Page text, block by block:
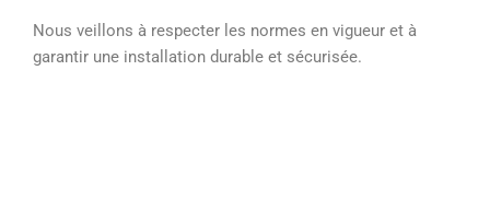
Nous veillons à respecter les normes en vigueur et à
garantir une installation durable et sécurisée.